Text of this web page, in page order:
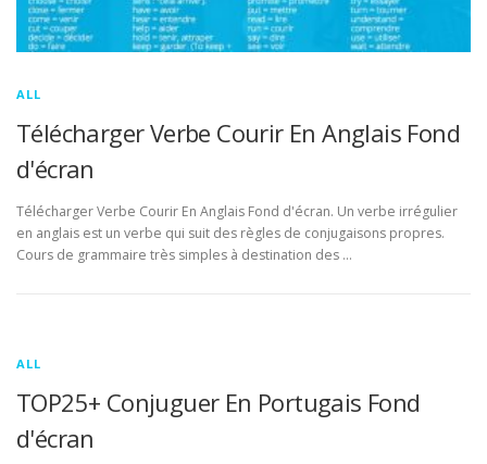
ALL
Télécharger Verbe Courir En Anglais Fond
d'écran
Télécharger Verbe Courir En Anglais Fond d'écran. Un verbe irrégulier
en anglais est un verbe qui suit des règles de conjugaisons propres.
Cours de grammaire très simples à destination des …
ALL
TOP25+ Conjuguer En Portugais Fond
d'écran